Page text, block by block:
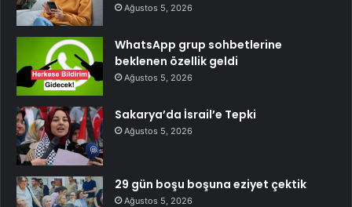
Ağustos 5, 2026
WhatsApp grup sohbetlerine
beklenen özellik geldi
Ağustos 5, 2026
Sakarya’da İsrail’e Tepki
Ağustos 5, 2026
29 gün boşu boşuna eziyet çektik
Ağustos 5, 2026